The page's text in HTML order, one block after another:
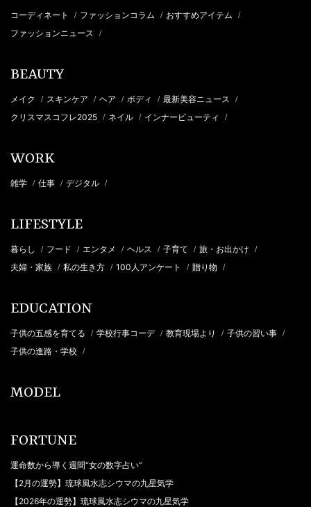
コーディネート / ファッションコラム / おすすめアイテム /
ファッションニュース /
BEAUTY
メイク / スキンケア / ヘア / ボディ / 最新美容ニュース /
クリスマスコフレ2025 / ネイル / インナービューティ /
WORK
雑学 / 仕事 / デジタル /
LIFESTYLE
暮らし / フード / エンタメ / ヘルス / 子育て / 旅・お出かけ /
夫婦・家族 / 私の生き方 / 100人アンケート / 贈り物 /
EDUCATION
子供の五感を育てる / 学校行事コーデ / 教育現場より / 子供の習い事 /
子供の進路・学校 /
MODEL
FORTUNE
運命数から導く週間“女の数字占い”
【2月の運勢】琉球風水志シウマの九星気学
【2026年の運勢】琉球風水志シウマの九星気学